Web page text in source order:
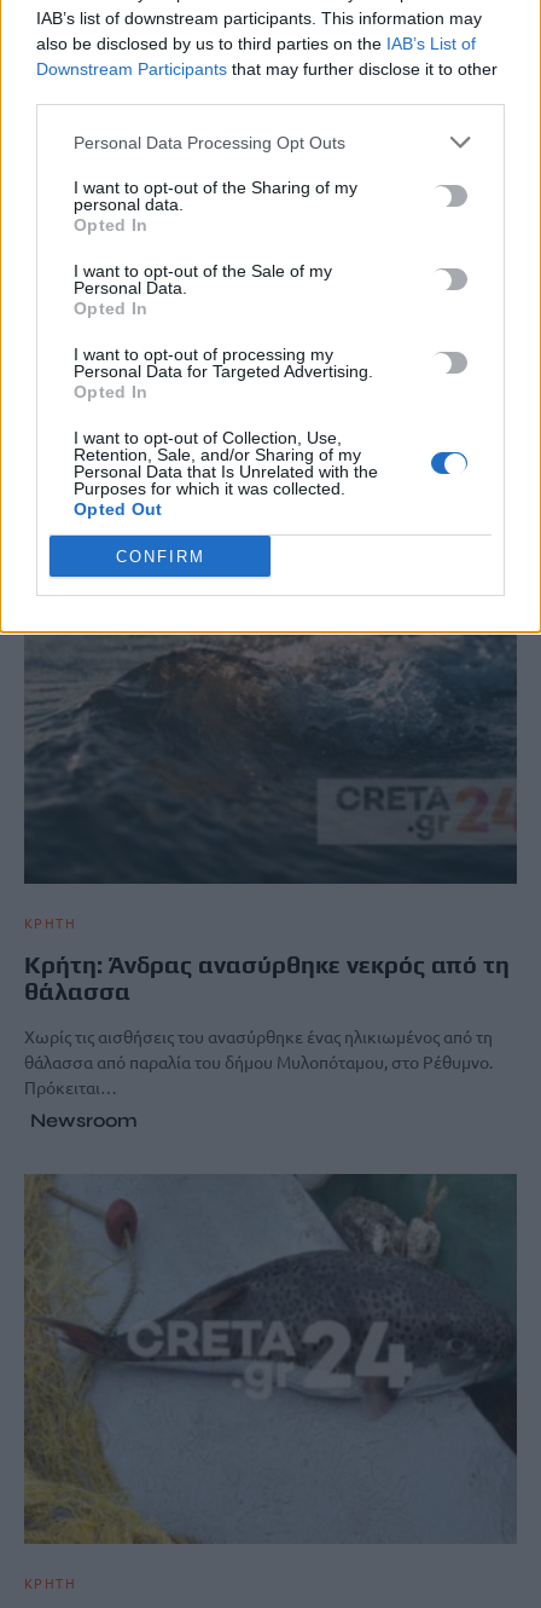
IAB’s list of downstream participants. This information may
also be disclosed by us to third parties on the IAB’s List of
Downstream Participants that may further disclose it to other
Personal Data Processing Opt Outs
I want to opt-out of the Sharing of my
personal data.
Opted In
I want to opt-out of the Sale of my
Personal Data.
Opted In
I want to opt-out of processing my
Personal Data for Targeted Advertising.
Opted In
I want to opt-out of Collection, Use,
Retention, Sale, and/or Sharing of my
Personal Data that Is Unrelated with the
Purposes for which it was collected.
Opted Out
CONFIRM
8 Αυγούστου, 2026
8 Αυγούστου, 2026
ΑΠΑΤΗΤΕΣ ΠΑΡΑΛΙΕΣ
ΠΥΡΚΑΓΙΕΣ
ΣΧΕΤΙΚΆ ΆΡΘΡΑ
ΚΡΗΤΗ
Κρήτη: Άνδρας ανασύρθηκε νεκρός από τη
θάλασσα
Χωρίς τις αισθήσεις του ανασύρθηκε ένας ηλικιωμένος από τη
θάλασσα από παραλία του δήμου Μυλοπόταμου, στο Ρέθυμνο.
Πρόκειται…
Newsroom
ΚΡΗΤΗ